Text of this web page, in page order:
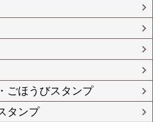
ごほうびスタンプ
タンプ